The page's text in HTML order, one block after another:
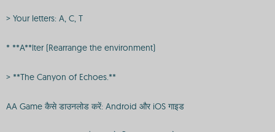
> Your letters: A, C, T
* **A**lter (Rearrange the environment)
> **The Canyon of Echoes.**
AA Game कैसे डाउनलोड करें: Android और iOS गाइड